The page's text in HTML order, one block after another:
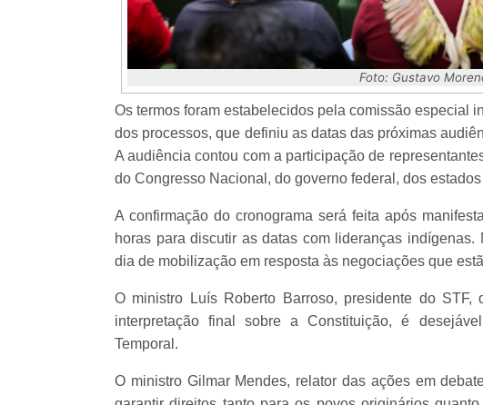
Foto: Gustavo
Os termos foram estabelecidos pela comissão especial
dos processos, que definiu as datas das próximas
A audiência contou com a participação de
do Congresso Nacional, do governo federal, dos
A confirmação do cronograma será feita após
horas para discutir as datas com lideranças
dia de mobilização em resposta às negociações que
O ministro Luís Roberto Barroso, presidente do
interpretação final sobre a Constituição, é
Temporal.
O ministro Gilmar Mendes, relator das ações em